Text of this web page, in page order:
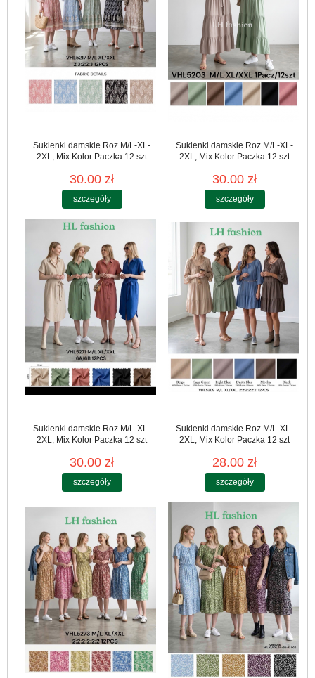
Sukienki damskie Roz M/L-XL-
2XL, Mix Kolor Paczka 12 szt
30.00 zł
szczegóły
Sukienki damskie Roz M/L-XL-
2XL, Mix Kolor Paczka 12 szt
30.00 zł
szczegóły
Sukienki damskie Roz M/L-XL-
2XL, Mix Kolor Paczka 12 szt
30.00 zł
szczegóły
Sukienki damskie Roz M/L-XL-
2XL, Mix Kolor Paczka 12 szt
28.00 zł
szczegóły